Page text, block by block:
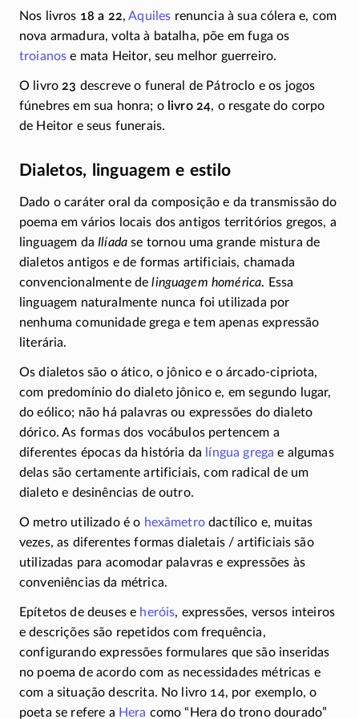
Nos livros 18 a 22,Aquiles renuncia à sua cólera e, com
nova armadura, volta à batalha, põe em fuga os
troianos e mata Heitor, seu melhor guerreiro.
O livro 23 descreve o funeral de Pátroclo e os jogos
fúnebres em sua honra; o livro 24, o resgate do corpo
de Heitor e seus funerais.
Dialetos, linguagem e estilo
Dado o caráter oral da composição e da transmissão do
poema em vários locais dos antigos territórios gregos, a
linguagem daIlíada se tornou uma grande mistura de
dialetos antigos e de formas artificiais, chamada
convencionalmente delinguagem homérica. Essa
linguagem naturalmente nunca foi utilizada por
nenhuma comunidade grega e tem apenas expressão
literária.
Os dialetos são o ático, o jônico e oárcado-cipriota,
com predomínio do dialeto jônico e, em segundo lugar,
do eólico; não há palavras ou expressões do dialeto
dórico. As formas dos vocábulos pertencem a
diferentes épocas da história da
língua grega e algumas
delas são certamente artificiais, com radical de um
dialeto e desinências de outro.
O metro utilizado é o hexâmetrodactílico e, muitas
vezes, as diferentes formasdialetais / artificiais são
utilizadas para acomodar palavras e expressões às
conveniências da métrica.
Epítetos de deuses e heróis, expressões, versos inteiros
e descrições são repetidos com frequência,
configurando expressões formulares que são inseridas
no poema de acordo com as necessidades métricas e
com a situação descrita. No livro 14, por exemplo, o
poeta se refere a Hera como “Hera do trono dourado”